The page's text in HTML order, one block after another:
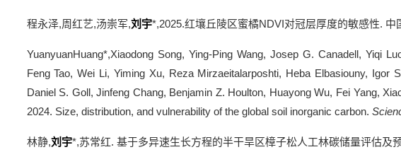
程永泽,周红艺,汤崇军,刘宇*,2025.红壤丘陵区蜜橘NDVI对冠层厚度的敏感性. 中
YuanyuanHuang*,Xiaodong Song, Ying-Ping Wang, Josep G. Canadell, Yiqi
Feng Tao, Wei Li, Yiming Xu, Reza Mirzaeitalarposhti, Heba Elbasiouny,
Daniel S. Goll, Jinfeng Chang, Benjamin Z. Houlton, Huayong Wu, Fei Yang,
2024. Size, distribution, and vulnerability of the global soil inorganic carbon.
林静,刘宇*,苏常红. 基于多异速生长方程的半干旱区樟子松人工林碳储量评估及